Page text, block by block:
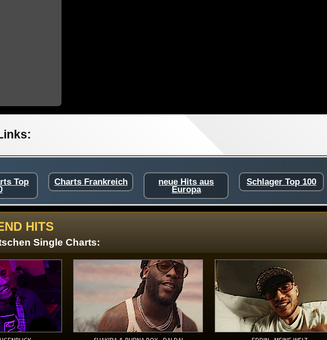
Top Charts Frankreich neue Hits aus
Europa
Schlager Top 100
HITS
Single Charts: